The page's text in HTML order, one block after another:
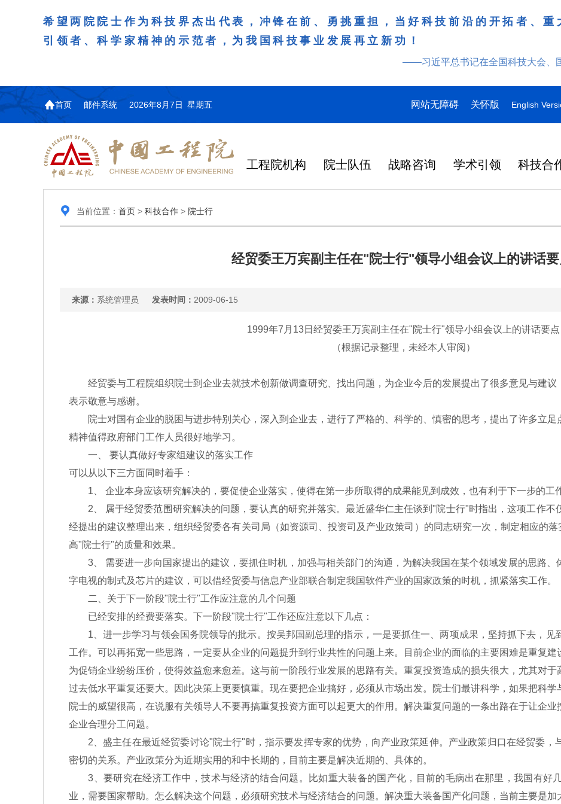
希望两院院士作为科技界杰出代表，冲锋在前、勇挑重担，当好科技前沿的开拓者、
引领者、科学家精神的示范者，为我国科技事业发展再立新功！
——习近平总书记在全国科技大会、
首页 邮件系统 2026年8月7日 星期五 网站无障碍 关怀版 English
工程院机构 院士队伍 战略咨询 学术引领 科技合
当前位置： 首页> 科技合作> 院士行
经贸委王万宾副主任在"院士行"领导小组会议上的讲话
来源： 系统管理员 发表时间： 2009-06-15
1999年7月13日经贸委王万宾副主任在"院士行"领导小组会议上的讲话要点
（根据记录整理，未经本人审阅）
经贸委与工程院组织院士到企业去就技术创新做调查研究、找出问题，为企业今后的发展提出了很多意见与建议
表示敬意与感谢。
院士对国有企业的脱困与进步特别关心，深入到企业去，进行了严格的、科学的、慎密的思考，提出了许多立足
精神值得政府部门工作人员很好地学习。
一、 要认真做好专家组建议的落实工作
可以从以下三方面同时着手：
1、 企业本身应该研究解决的，要促使企业落实，使得在第一步所取得的成果能见到成效，也有利于下一步的工
2、 属于经贸委范围研究解决的问题，要认真的研究并落实。最近盛华仁主任谈到"院士行"时指出，这项工作不
经提出的建议整理出来，组织经贸委各有关司局（如资源司、投资司及产业政策司）的同志研究一次，制定相应的
高"院士行"的质量和效果。
3、 需要进一步向国家提出的建议，要抓住时机，加强与相关部门的沟通，为解决我国在某个领域发展的思路、
字电视的制式及芯片的建议，可以借经贸委与信息产业部联合制定我国软件产业的国家政策的时机，抓紧落实工作。
二、关于下一阶段"院士行"工作应注意的几个问题
已经安排的经费要落实。下一阶段"院士行"工作还应注意以下几点：
1、进一步学习与领会国务院领导的批示。按吴邦国副总理的指示，一是要抓住一、两项成果，坚持抓下去，见
工作。可以再拓宽一些思路，一定要从企业的问题提升到行业共性的问题上来。目前企业的面临的主要困难是重复建
为促销企业纷纷压价，使得效益愈来愈差。这与前一阶段行业发展的思路有关。重复投资造成的损失很大，尤其对
过去低水平重复还要大。因此决策上更要慎重。现在要把企业搞好，必须从市场出发。院士们最讲科学，如果把科学
院士的威望很高，在说服有关领导人不要再搞重复投资方面可以起更大的作用。解决重复问题的一条出路在于让企
企业合理分工问题。
2、盛主任在最近经贸委讨论"院士行"时，指示要发挥专家的优势，向产业政策延伸。产业政策归口在经贸委，
密切的关系。产业政策分为近期实用的和中长期的，目前主要是解决近期的、具体的。
3、要研究在经济工作中，技术与经济的结合问题。比如重大装备的国产化，目前的毛病出在那里，我国有好
业，需要国家帮助。怎么解决这个问题，必须研究技术与经济结合的问题。解决重大装备国产化问题，当前主要是加